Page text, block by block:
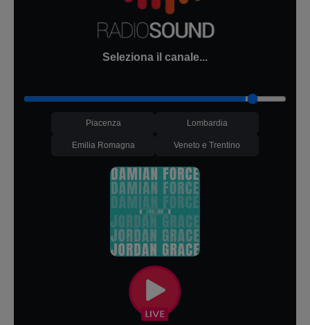
Seleziona il canale...
Piacenza Lombardia
Emilia Romagna Veneto e Trentino